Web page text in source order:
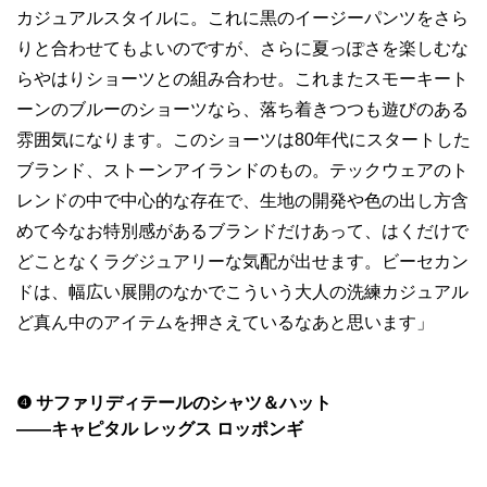
カジュアルスタイルに。これに黒のイージーパンツをさら
りと合わせてもよいのですが、さらに夏っぽさを楽しむな
らやはりショーツとの組み合わせ。これまたスモーキート
ーンのブルーのショーツなら、落ち着きつつも遊びのある
雰囲気になります。このショーツは80年代にスタートした
ブランド、ストーンアイランドのもの。テックウェアのト
レンドの中で中心的な存在で、生地の開発や色の出し方含
めて今なお特別感があるブランドだけあって、はくだけで
どことなくラグジュアリーな気配が出せます。ビーセカン
ドは、幅広い展開のなかでこういう大人の洗練カジュアル
ど真ん中のアイテムを押さえているなあと思います」
❹ サファリディテールのシャツ＆ハット
——キャピタル レッグス ロッポンギ